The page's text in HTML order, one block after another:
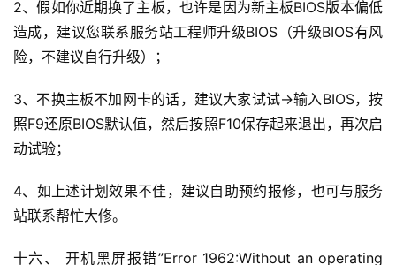
2、假如你近期换了主板，也许是因为新主板BIOS版本偏低
造成，建议您联系服务站工程师升级BIOS（升级BIOS有风
险，不建议自行升级）；
3、不换主板不加网卡的话，建议大家试试→输入BIOS，按
照F9还原BIOS默认值，然后按照F10保存起来退出，再次启
动试验；
4、如上述计划效果不佳，建议自助预约报修，也可与服务
站联系帮忙大修。
十六、 开机黑屏报错”Error 1962:Without an operating